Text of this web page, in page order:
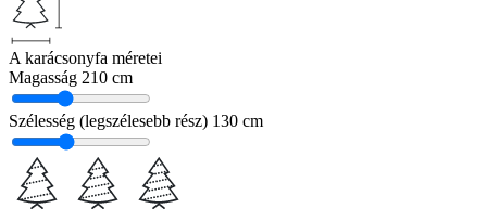
A karácsonyfa méretei
Magasság 210 cm
Szélesség (legszélesebb rész) 130 cm